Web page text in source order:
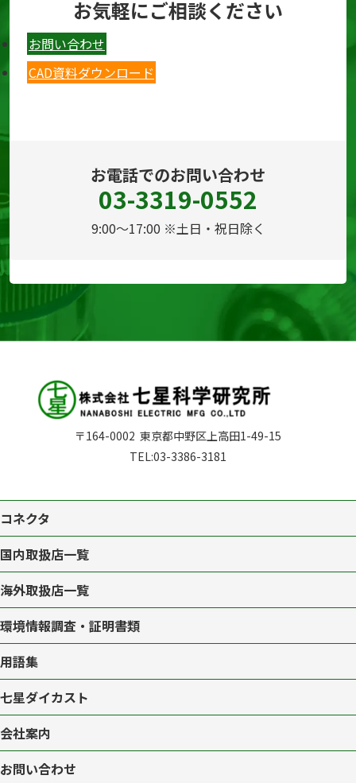
お気軽にご相談ください
お問い合わせ
CAD資料ダウンロード
お電話でのお問い合わせ
03-3319-0552
9:00～17:00 ※土日・祝日除く
〒164-0002 東京都中野区上高田1-49-15
TEL:03-3386-3181
コネクタ
国内取扱店一覧
海外取扱店一覧
環境情報調査・証明書類
用語集
七星ダイカスト
会社案内
お問い合わせ